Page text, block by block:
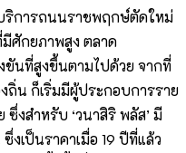
ริการถนนราชพฤกษ์ตัดใหม่
ศักยภาพสูง ตลาด
นที่สูงขึ้นตามไปด้วย จากที่
ถิ่น ก็เริ่มมีผู้ประกอบการราย
งสำหรับ ‘วนาสิริ พลัส’ มี
เป็นราคาเมื่อ 19 ปีที่แล้ว